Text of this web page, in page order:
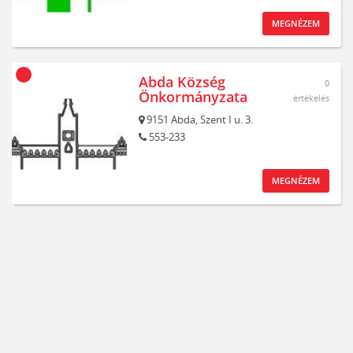
MEGNÉZEM
Abda Község
Önkormányzata
9151 Abda,Szent I u. 3.
553-233
0
értékelés
MEGNÉZEM